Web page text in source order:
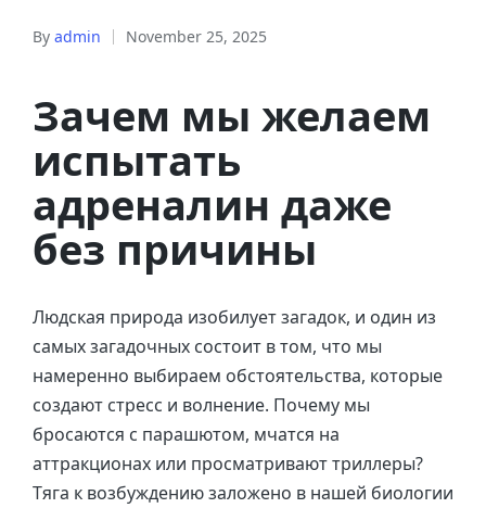
By admin November 25, 2025
Зачем мы желаем
испытать
адреналин даже
без причины
Людская природа изобилует загадок, и один из
самых загадочных состоит в том, что мы
намеренно выбираем обстоятельства, которые
создают стресс и волнение. Почему мы
бросаются с парашютом, мчатся на
аттракционах или просматривают триллеры?
Тяга к возбуждению заложено в нашей биологии